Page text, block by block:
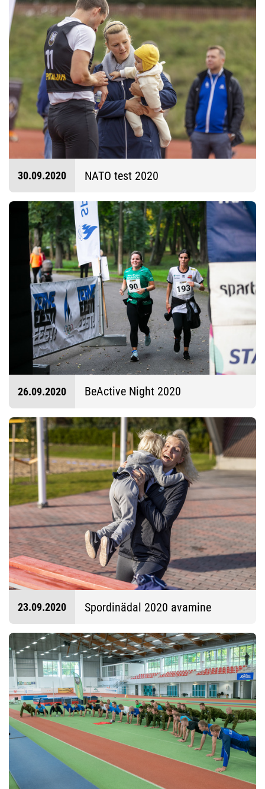
30.09.2020 NATO test 2020
26.09.2020 BeActive Night 2020
23.09.2020 Spordinädal 2020 avamine